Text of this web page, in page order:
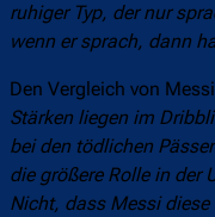
ruhiger Typ, der nur
wenn er sprach, dann
Den Vergleich von
Stärken liegen im
bei den tödlichen
die größere Rolle in der
Nicht, dass Messi